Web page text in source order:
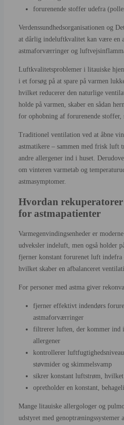
forurenende stoffer udefra
Verdenssundhedsorganisationen og
at dårlig indeluftkvalitet kan være en
astmaforværringer og
Luftkvalitetsproblemer i litauiske
i et forsøg på at spare på varmen
hvilket reducerer den naturlige
holde på varmen, skaber en sådan
for ophobning af forurenende stoffer,
Traditionel ventilation ved at åbne
astmatikere – sammen med frisk luft
andre allergener ind i huset.
om vinteren varmetab og
astmasymptomer.
Hvordan
for astmapatienter
Varmegenvindingsenheder er
udveksler indeluft, men også holder
fjerner konstant forurenet luft
hvilket skaber en afbalanceret
For personer med astma giver
fjerner effektivt indendørs
astmaforværringer
filtrerer luften, der kommer ind
allergener
kontrollerer
støvmider og skimmelsvamp
sikrer konstant luftstrøm,
opretholder en konstant,
Mange litauiske allergologer og
udstyret med